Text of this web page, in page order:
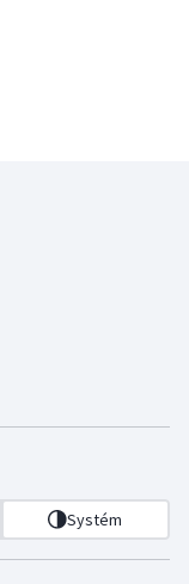
Systém